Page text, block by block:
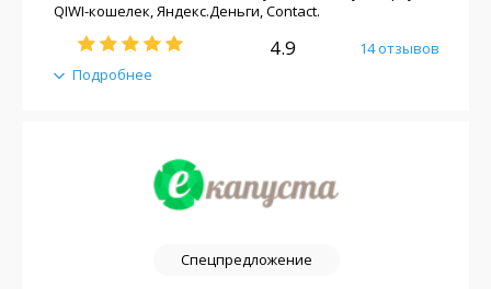
Подробнее
QIWI-кошелек, Яндекс.Деньги, Contact.
4.9 14 отзывов
Спецпредложение